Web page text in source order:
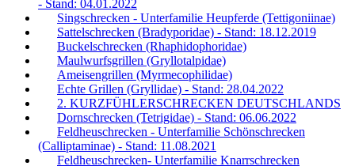
- Stand: 04.01.2022
Singschrecken - Unterfamilie Heupferde (Tettigoniinae)
Sattelschrecken (Bradyporidae) - Stand: 18.12.2019
Buckelschrecken (Rhaphidophoridae)
Maulwurfsgrillen (Gryllotalpidae)
Ameisengrillen (Myrmecophilidae)
Echte Grillen (Gryllidae) - Stand: 28.04.2022
2. KURZFÜHLERSCHRECKEN DEUTSCHLANDS
Dornschrecken (Tetrigidae) - Stand: 06.06.2022
Feldheuschrecken - Unterfamilie Schönschrecken
(Calliptaminae) - Stand: 11.08.2021
Feldheuschrecken- Unterfamilie Knarrschrecken